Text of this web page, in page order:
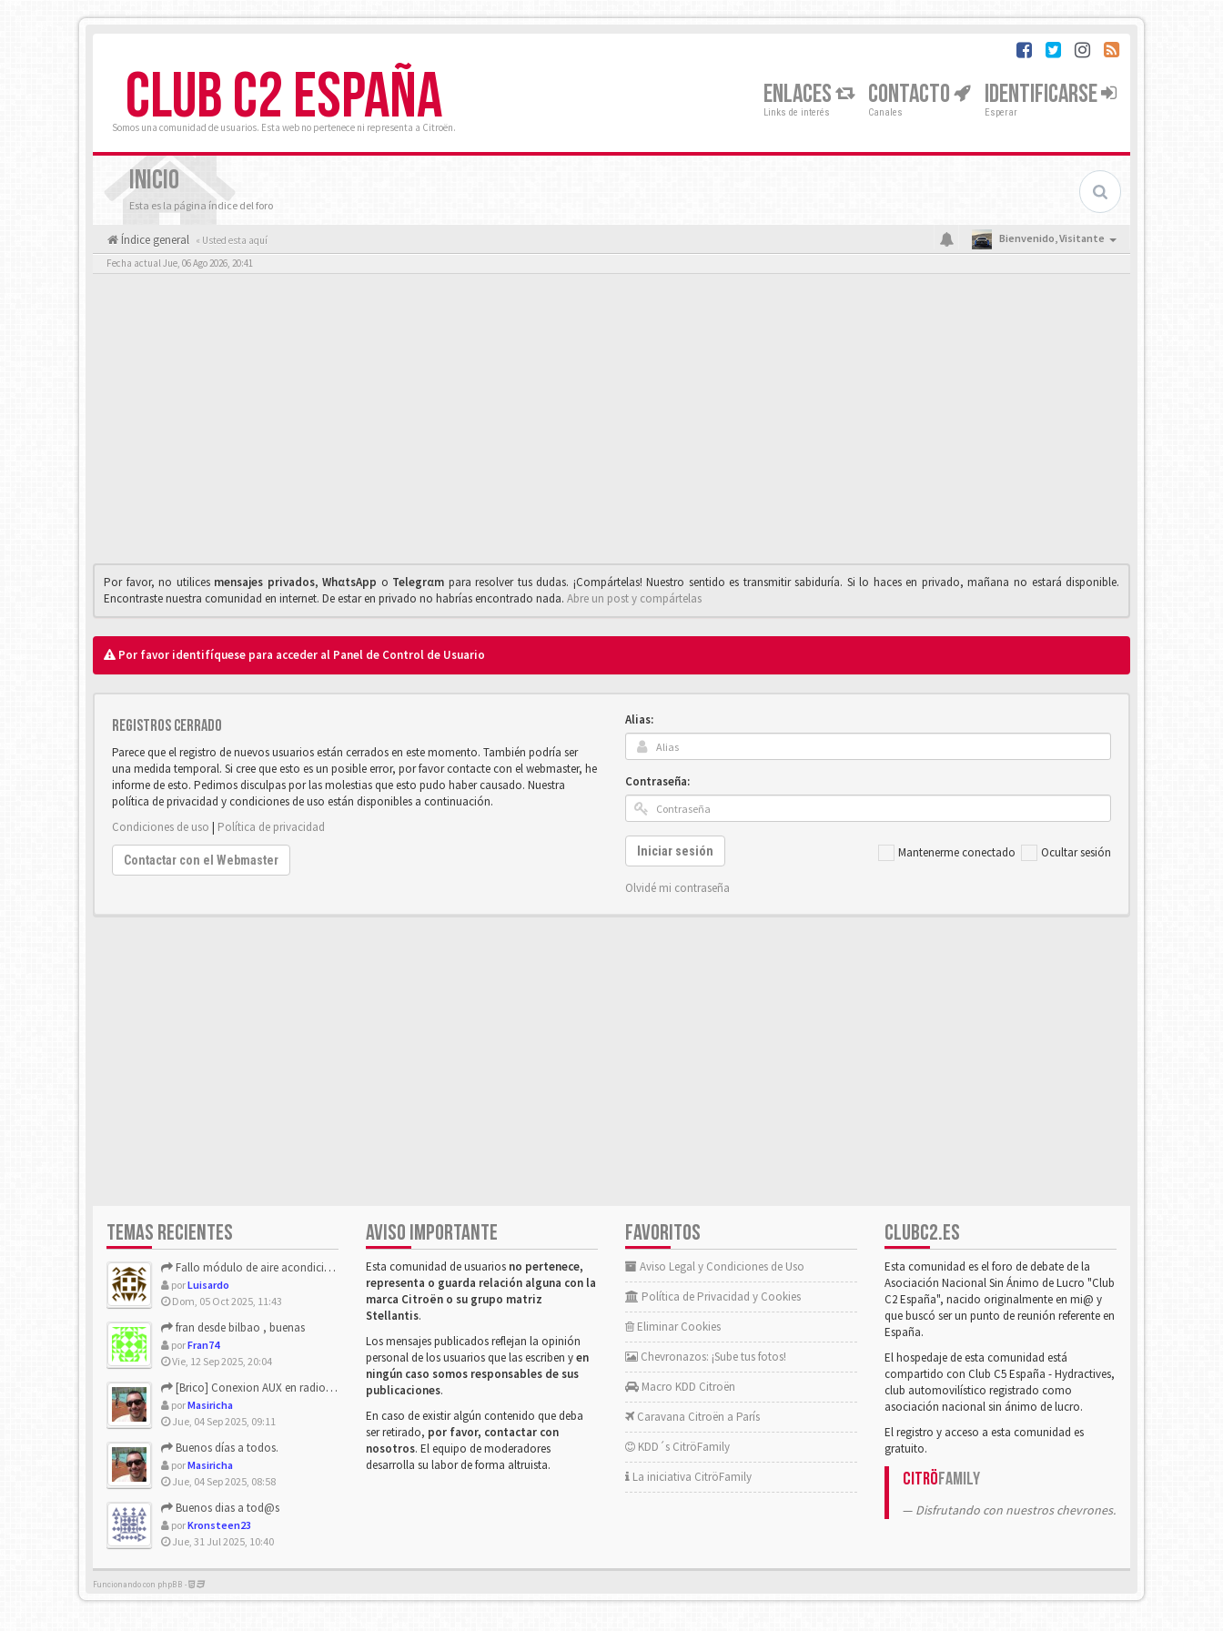
CLUB C2 ESPAÑA
Somos una comunidad de usuarios. Esta web no pertenece ni representa a Citroën.
ENLACES
Links de interés
CONTACTO
Canales
IDENTIFICARSE
Esperar
INICIO
Esta es la página índice del foro
Índice general « Usted esta aquí Bienvenido,Visitante
Fecha actual Jue, 06 Ago 2026, 20:41
Por favor, no utilices mensajes privados,WhαtsApp o Telegrαm para resolver tus dudas. ¡Compártelas! Nuestro sentido es transmitir sabiduría. Si lo haces en privado, mañana no estará disponible.
Encontraste nuestra comunidad en internet. De estar en privado no habrías encontrado nada. Abre un post y compártelas
Por favor identifíquese para acceder al Panel de Control de Usuario
Registros cerrado
Parece que el registro de nuevos usuarios están cerrados en este momento. También podría ser
una medida temporal. Si cree que esto es un posible error, por favor contacte con el webmaster, he
informe de esto. Pedimos disculpas por las molestias que esto pudo haber causado. Nuestra
política de privacidad y condiciones de uso están disponibles a continuación.
Condiciones de uso | Política de privacidad
Contactar con el Webmaster
Alias:
Contraseña:
Mantenerme conectado Ocultar sesión
Iniciar sesión
Olvidé mi contraseña
TEMAS RECIENTES
Fallo módulo de aire acondicionado
porLuisardo
Dom, 05 Oct 2025, 11:43
fran desde bilbao , buenas
porFran74
Vie, 12 Sep 2025, 20:04
[Brico] Conexion AUX en radio de origen
porMasiricha
Jue, 04 Sep 2025, 09:11
Buenos días a todos.
porMasiricha
Jue, 04 Sep 2025, 08:58
Buenos dias a tod@s
porKronsteen23
Jue, 31 Jul 2025, 10:40
AVISO IMPORTANTE
Esta comunidad de usuarios no pertenece,
representa o guarda relación alguna con la
marca Citroën o su grupo matriz
Stellantis.
Los mensajes publicados reflejan la opinión
personal de los usuarios que las escriben yen
ningún caso somos responsables de sus
publicaciones.
En caso de existir algún contenido que deba
ser retirado, por favor, contactar con
nosotros. El equipo de moderadores
desarrolla su labor de forma altruista.
FAVORITOS
Aviso Legal y Condiciones de Uso
Política de Privacidad y Cookies
Eliminar Cookies
Chevronazos: ¡Sube tus fotos!
Macro KDD Citroën
Caravana Citroën a París
KDD´s CitröFamily
La iniciativa CitröFamily
CLUBC2.ES
Esta comunidad es el foro de debate de la
Asociación Nacional Sin Ánimo de Lucro "Club
C2 España", nacido originalmente en mi@ y
que buscó ser un punto de reunión referente en
España.
El hospedaje de esta comunidad está
compartido con Club C5 España - Hydractives,
club automovilístico registrado como
asociación nacional sin ánimo de lucro.
El registro y acceso a esta comunidad es
gratuito.
CitröFamily
Disfrutando con nuestros chevrones.
Funcionando con phpBB -